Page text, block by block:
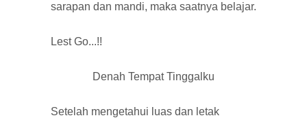
sarapan dan mandi, maka saatnya belajar.
Lest Go...!!
Denah Tempat Tinggalku
Setelah mengetahui luas dan letak